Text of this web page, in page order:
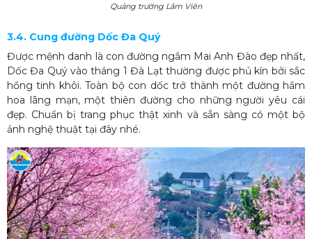
Quảng trường Lâm Viên
3.4. Cung đường Dốc Đa Quý
Được mệnh danh là con đường ngắm Mai Anh Đào đẹp nhất,
Dốc Đa Quý vào tháng 1 Đà Lạt thường được phủ kín bởi sắc
hồng tinh khôi. Toàn bộ con dốc trở thành một đường hầm
hoa lãng mạn, một thiên đường cho những người yêu cái
đẹp. Chuẩn bị trang phục thật xinh và sẵn sàng có một bộ
ảnh nghệ thuật tại đây nhé.